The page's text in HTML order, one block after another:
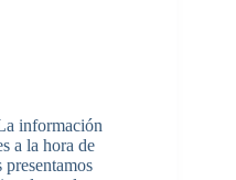
información
a la hora de